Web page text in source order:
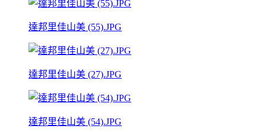
達邦里佳山美 (55).JPG
達邦里佳山美 (27).JPG
達邦里佳山美 (54).JPG